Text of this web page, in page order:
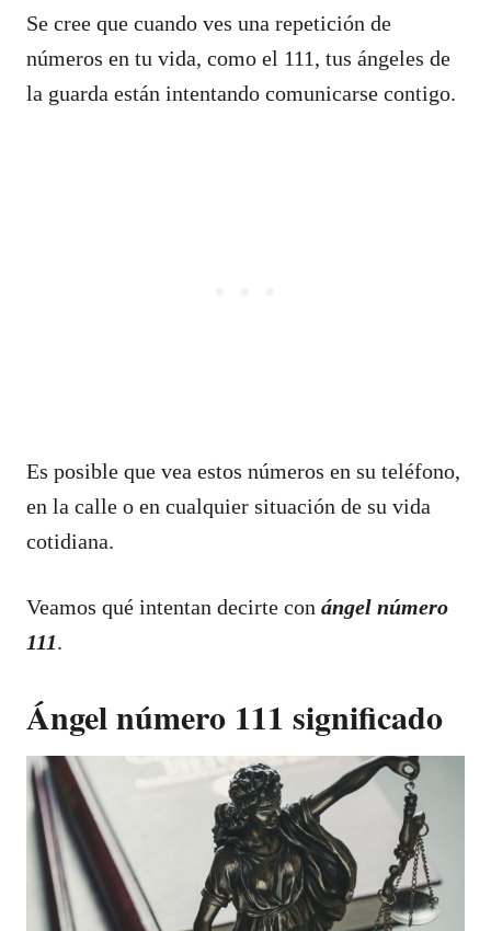
Se cree que cuando ves una repetición de
números en tu vida, como el 111, tus ángeles de
la guarda están intentando comunicarse contigo.
Es posible que vea estos números en su teléfono,
en la calle o en cualquier situación de su vida
cotidiana.
Veamos qué intentan decirte con ángel número
111.
Ángel número 111 significado